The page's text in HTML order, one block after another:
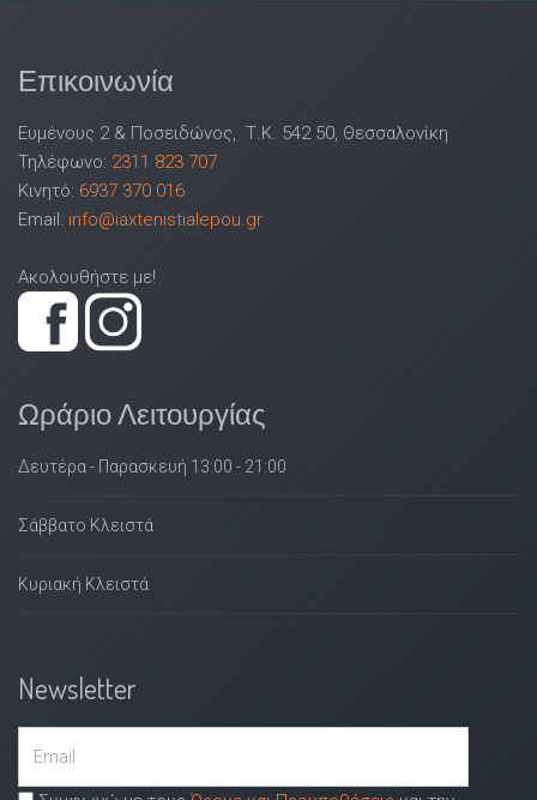
Επικοινωνία
Ευμένους 2 & Ποσειδώνος, Τ.Κ. 542 50, Θεσσαλονίκη
Τηλέφωνο: 2311 823 707
Κινητό: 6937 370 016
Email: info@iaxtenistialepou.gr
Ακολουθήστε με!
Ωράριο Λειτουργίας
Δευτέρα - Παρασκευή 13:00 - 21:00
Σάββατο Κλειστά
Κυριακή Κλειστά
Newsletter